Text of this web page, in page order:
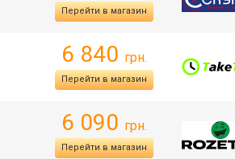
Перейти в магазин
6 840 грн.
Перейти в магазин
6 090 грн.
Перейти в магазин